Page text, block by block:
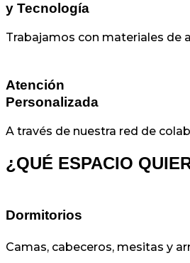
y Tecnología
Trabajamos con materiales de
Atención
Personalizada
A través de nuestra red de
¿QUÉ ESPACIO
Dormitorios
Camas, cabeceros, mesitas y